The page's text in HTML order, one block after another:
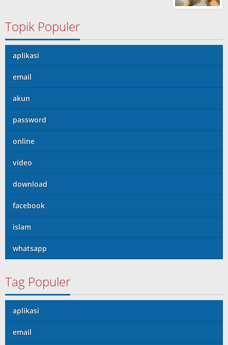
Topik Populer
aplikasi
email
akun
password
online
video
download
facebook
islam
whatsapp
Tag Populer
aplikasi
email